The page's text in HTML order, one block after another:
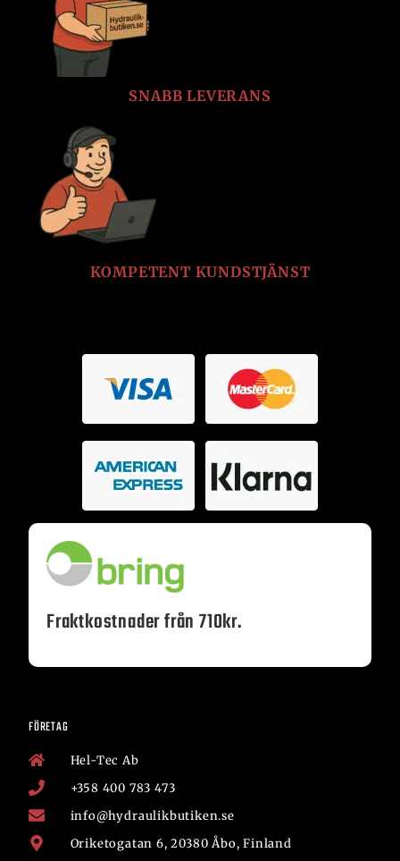
SNABB LEVERANS
KOMPETENT KUNDSTJÄNST
Fraktkostnader från 710kr.
FÖRETAG
Hel-Tec Ab
+358 400 783 473
info@hydraulikbutiken.se
Oriketogatan 6, 20380 Åbo, Finland